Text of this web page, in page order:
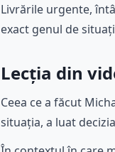
Livrările urgente,
exact genul de
Lecția din
Ceea ce a făcut
situația, a luat